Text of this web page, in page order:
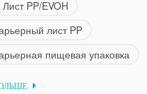
устойчивостью к
для производителей.
Лист PP/EVOH
лист PP
пищевая упаковка